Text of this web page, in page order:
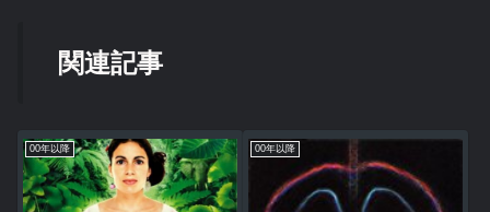
関連記事
00年以降 00年以降